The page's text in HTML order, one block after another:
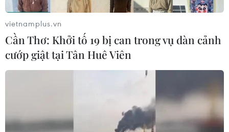
vietnamplus.vn
Cần Thơ: Khởi tố 19 bị can trong vụ dàn cảnh
cướp giật tại Tân Huê Viên